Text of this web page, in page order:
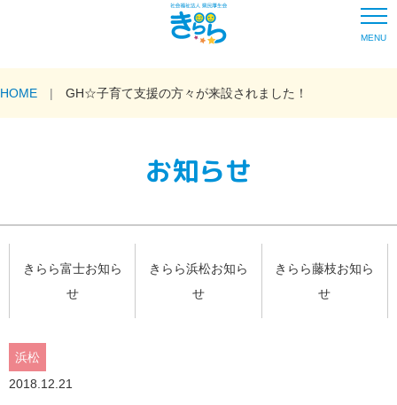
MENU
HOME GH☆子育て支援の方々が来設されました！
お知らせ
きらら富士お知ら
せ
きらら浜松お知ら
せ
きらら藤枝お知ら
せ
浜松
2018.12.21